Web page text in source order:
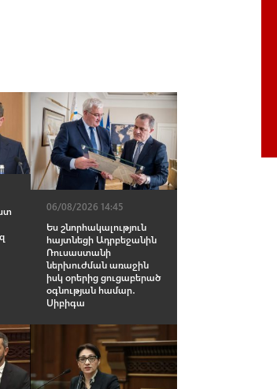
06/08/2026 14:45
Ես շնորհակալություն
հայտնեցի Ադրբեջանին
Ռուսաստանի
ներխուժման առաջին
իսկ օրերից ցուցաբերած
օգնության համար․
Սիբիգա